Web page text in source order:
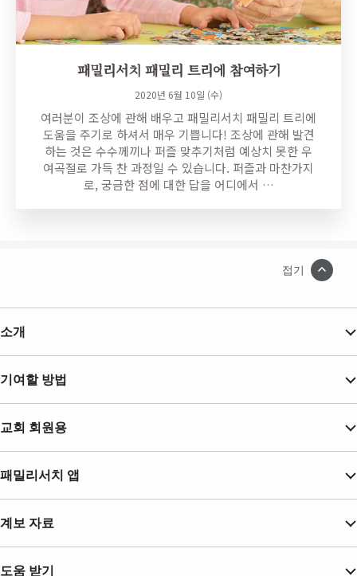
패밀리서치 패밀리 트리에 참여하기
2020년 6월 10일 (수)
여러분이 조상에 관해 배우고 패밀리서치 패밀리 트리에
도움을 주기로 하셔서 매우 기쁩니다! 조상에 관해 발견
하는 것은 수수께끼나 퍼즐 맞추기처럼 예상치 못한 우
여곡절로 가득 찬 과정일 수 있습니다. 퍼즐과 마찬가지
로, 궁금한 점에 대한 답을 어디에서 …